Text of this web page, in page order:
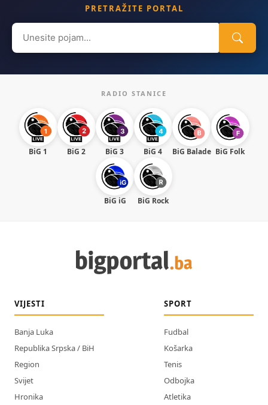
PRETRAŽITE PORTAL
Search
for:
RADIO STANICE
BiG 1 BiG 2 BiG 3 BiG 4 BiG Balade BiG Folk
BiG iG BiG Rock
VIJESTI
Banja Luka
Republika Srpska / BiH
Region
Svijet
Hronika
SPORT
Fudbal
Košarka
Tenis
Odbojka
Atletika